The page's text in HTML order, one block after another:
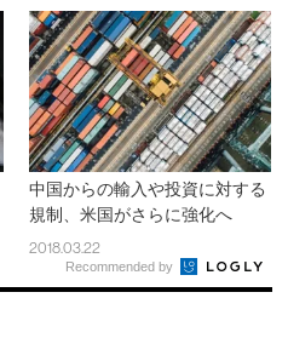
中国からの輸入や投資に対する
規制、米国がさらに強化へ
2018.03.22
Recommended by